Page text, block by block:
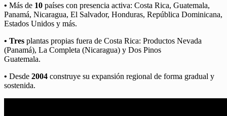
• Más de 10 países con presencia activa: Costa Rica, Guatemala,
Panamá, Nicaragua, El Salvador, Honduras, República Dominicana,
Estados Unidos y más.
• Tres plantas propias fuera de Costa Rica: Productos Nevada
(Panamá), La Completa (Nicaragua) y Dos Pinos
Guatemala.
• Desde 2004 construye su expansión regional de forma gradual y
sostenida.